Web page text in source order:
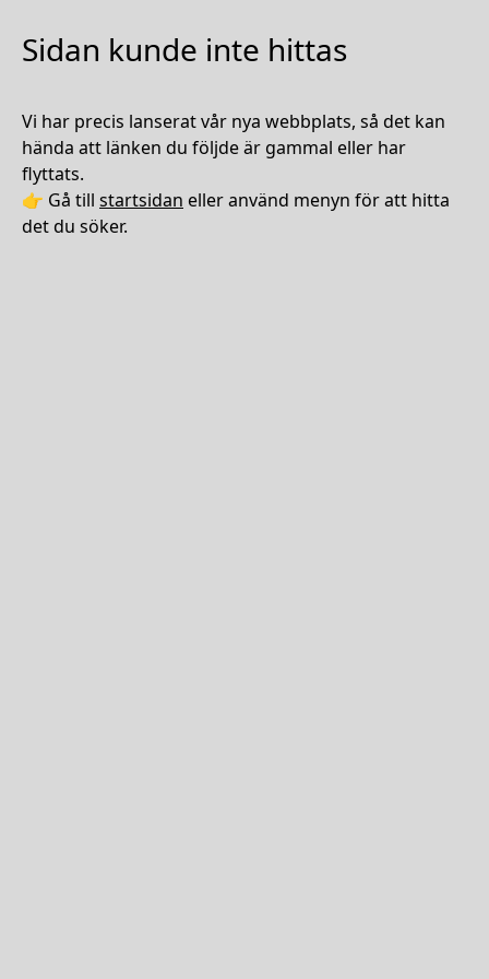
Sidan kunde inte hittas
Vi har precis lanserat vår nya webbplats, så det kan
hända att länken du följde är gammal eller har
flyttats.
👉 Gå till startsidan eller använd menyn för att hitta
det du söker.